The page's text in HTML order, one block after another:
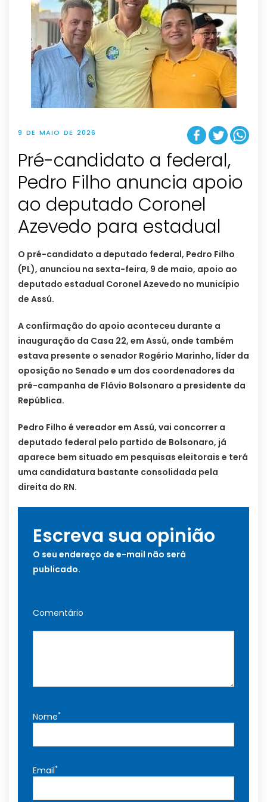
9 DE MAIO DE 2026
Pré-candidato a federal,
Pedro Filho anuncia apoio
ao deputado Coronel
Azevedo para estadual
O pré-candidato a deputado federal, Pedro Filho
(PL), anunciou na sexta-feira, 9 de maio, apoio ao
deputado estadual Coronel Azevedo no município
de Assú.
A confirmação do apoio aconteceu durante a
inauguração da Casa 22, em Assú, onde também
estava presente o senador Rogério Marinho, líder da
oposição no Senado e um dos coordenadores da
pré-campanha de Flávio Bolsonaro a presidente da
República.
Pedro Filho é vereador em Assú, vai concorrer a
deputado federal pelo partido de Bolsonaro, já
aparece bem situado em pesquisas eleitorais e terá
uma candidatura bastante consolidada pela
direita do RN.
Escreva sua opinião
O seu endereço de e-mail não será
publicado.
Comentário
Nome*
Email*